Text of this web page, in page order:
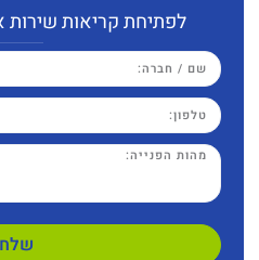
לפתיחת קריאות
שלח